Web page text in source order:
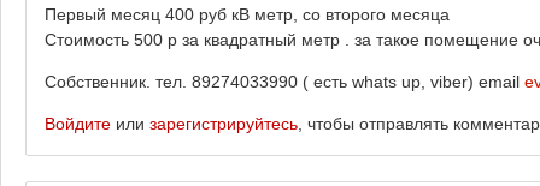
Первый месяц 400 руб кВ метр, со второго месяца
Стоимость 500 р за квадратный метр . за такое помещение
Собственник. тел. 89274033990 ( есть whats up, viber) email
Войдите или зарегистрируйтесь , чтобы отправлять